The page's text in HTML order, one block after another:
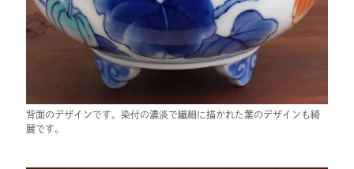
背面のデザインです。染付の濃淡で繊細に描かれた葉のデザインも綺
麗です。